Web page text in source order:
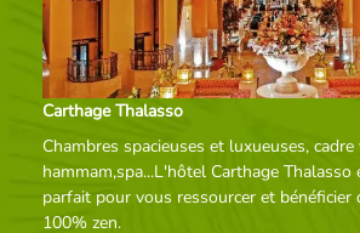
Carthage Thalasso
Chambres spacieuses et luxueuses,
hammam,spa...L'hôtel Carthage
parfait pour vous ressourcer et bénéficier
100% zen.